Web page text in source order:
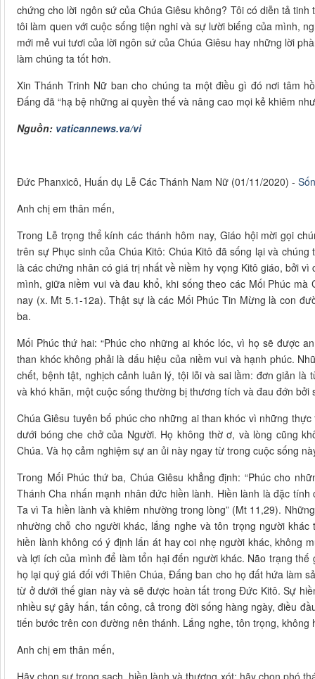
chứng cho lời ngôn sứ của Chúa Giêsu không? Tôi có diễn tả
tôi làm quen với cuộc sống tiện nghi và sự lười biếng của mình,
mới mẻ vui tươi của lời ngôn sứ của Chúa Giêsu hay những lời
làm chúng ta tốt hơn.
Xin Thánh Trinh Nữ ban cho chúng ta một điều gì đó nơi tâm
Đấng đã “hạ bệ những ai quyền thế và nâng cao mọi kẻ khiêm
Nguồn: vaticannews.va/vi
Đức Phanxicô, Huấn dụ Lễ Các Thánh Nam Nữ (01/11/2020) -
Anh chị em thân mến,
Trong Lễ trọng thể kính các thánh hôm nay, Giáo hội mời gọi
trên sự Phục sinh của Chúa Kitô: Chúa Kitô đã sống lại và
là các chứng nhân có giá trị nhất về niềm hy vọng Kitô giáo, bởi
mình, giữa niềm vui và đau khổ, khi sống theo các Mối Phúc
nay (x. Mt 5.1-12a). Thật sự là các Mối Phúc Tin Mừng là con
ba.
Mối Phúc thứ hai: “Phúc cho những ai khóc lóc, vì họ sẽ được
than khóc không phải là dấu hiệu của niềm vui và hạnh phúc.
chết, bệnh tật, nghịch cảnh luân lý, tội lỗi và sai lầm: đơn giản
và khó khăn, một cuộc sống thường bị thương tích và đau đớn bởi
Chúa Giêsu tuyên bố phúc cho những ai than khóc vì những
dưới bóng che chở của Người. Họ không thờ ơ, và lòng cũng
Chúa. Và họ cảm nghiệm sự an ủi này ngay từ trong cuộc sống
Trong Mối Phúc thứ ba, Chúa Giêsu khẳng định: “Phúc cho
Thánh Cha nhấn mạnh nhân đức hiền lành. Hiền lành là đặc
Ta vì Ta hiền lành và khiêm nhường trong lòng” (Mt 11,29).
nhường chỗ cho người khác, lắng nghe và tôn trọng người
hiền lành không có ý định lấn át hay coi nhẹ người khác, không
và lợi ích của mình để làm tổn hại đến người khác. Não trạng
họ lại quý giá đối với Thiên Chúa, Đấng ban cho họ đất hứa làm
từ ở dưới thế gian này và sẽ được hoàn tất trong Đức Kitô. Sự
nhiều sự gây hấn, tấn công, cả trong đời sống hàng ngày, điều
tiến bước trên con đường nên thánh. Lắng nghe, tôn trọng, không
Anh chị em thân mến,